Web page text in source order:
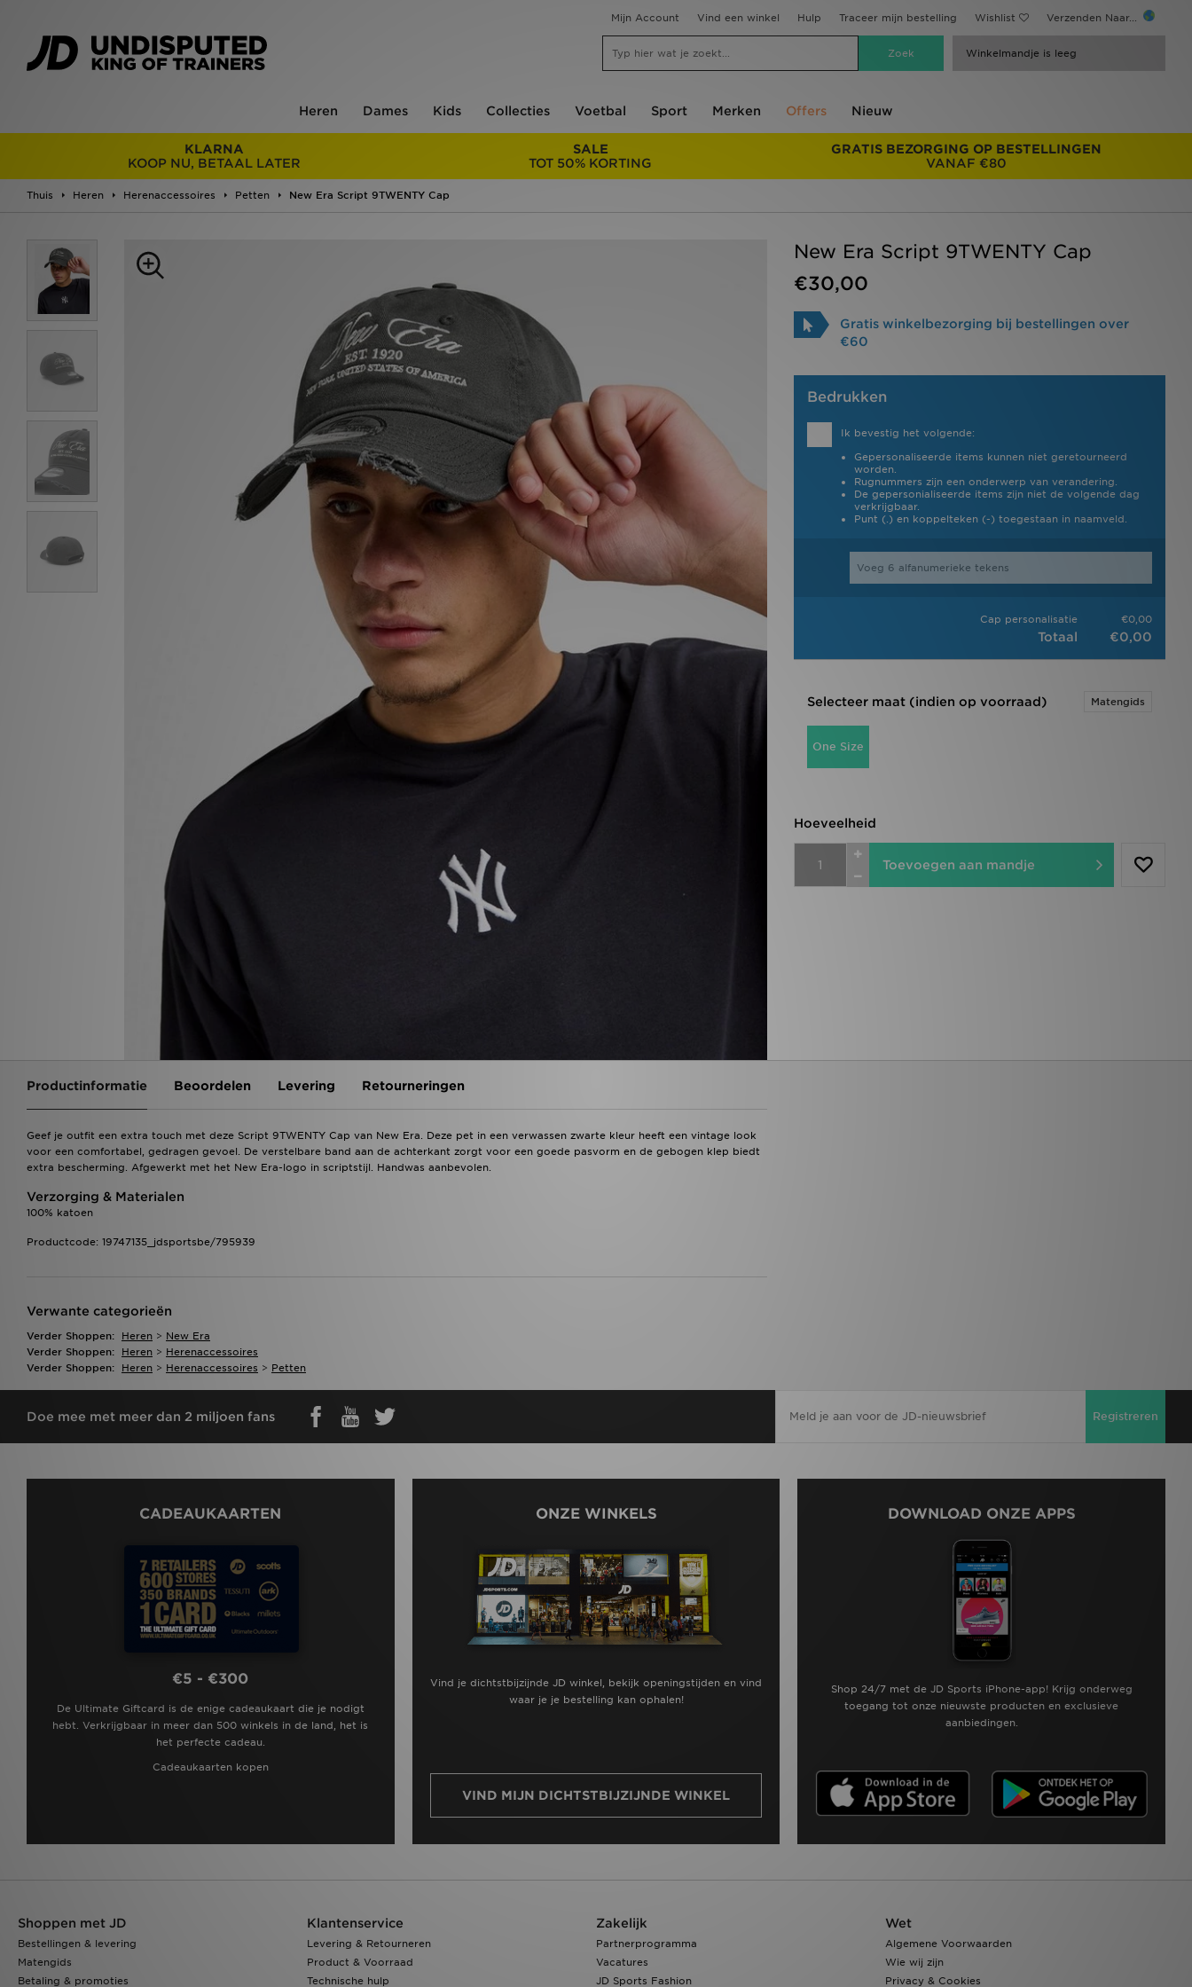
Mijn Account Vind een winkel Hulp Traceer mijn bestelling Wishlist Verzenden Naar...
Winkelmandje is leeg
Heren Dames Kids Collecties Voetbal Sport Merken Offers Nieuw
KLARNA
KOOP NU, BETAAL LATER
SALE
TOT 50% KORTING
GRATIS BEZORGING OP BESTELLINGEN
VANAF €80
Thuis Heren Herenaccessoires Petten New Era Script 9TWENTY Cap
New Era Script 9TWENTY Cap
€30,00
Gratis winkelbezorging bij bestellingen over
€60
Bedrukken
Ik bevestig het volgende:
Gepersonaliseerde items kunnen niet geretourneerd
worden.
Rugnummers zijn een onderwerp van verandering.
De gepersonialiseerde items zijn niet de volgende dag
verkrijgbaar.
Punt (.) en koppelteken (-) toegestaan in naamveld.
Cap personalisatie €0,00
Totaal €0,00
Selecteer maat (indien op voorraad) Matengids
One Size
Hoeveelheid
Toevoegen aan mandje
Productinformatie Beoordelen Levering Retourneringen
Geef je outfit een extra touch met deze Script 9TWENTY Cap van New Era. Deze pet in een verwassen zwarte kleur heeft een vintage look
voor een comfortabel, gedragen gevoel. De verstelbare band aan de achterkant zorgt voor een goede pasvorm en de gebogen klep biedt
extra bescherming. Afgewerkt met het New Era-logo in scriptstijl. Handwas aanbevolen.
Verzorging & Materialen
100% katoen
Productcode: 19747135_jdsportsbe/795939
Verwante categorieën
Verder Shoppen: Heren > New Era
Verder Shoppen:
Heren > Herenaccessoires
Verder Shoppen:
Heren > Herenaccessoires > Petten
Doe mee met meer dan 2 miljoen fans Registreren
CADEAUKAARTEN
€5 - €300
De Ultimate Giftcard is de enige cadeaukaart die je nodigt
hebt. Verkrijgbaar in meer dan 500 winkels in de land, het is
het perfecte cadeau.
Cadeaukaarten kopen
ONZE WINKELS
Vind je dichtstbijzijnde JD winkel, bekijk openingstijden en vind
waar je je bestelling kan ophalen!
VIND MIJN DICHTSTBIJZIJNDE WINKEL
DOWNLOAD ONZE APPS
Shop 24/7 met de JD Sports iPhone-app! Krijg onderweg
toegang tot onze nieuwste producten en exclusieve
aanbiedingen.
Shoppen met JD
Bestellingen & levering
Matengids
Betaling & promoties
Klantenservice
Levering & Retourneren
Product & Voorraad
Technische hulp
Zakelijk
Partnerprogramma
Vacatures
JD Sports Fashion
Wet
Algemene Voorwaarden
Wie wij zijn
Privacy & Cookies